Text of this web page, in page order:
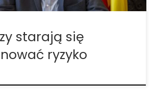
starają się
ryzyko